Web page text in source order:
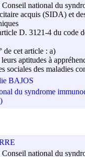
Conseil national du
acquis (SIDA) et
D. 3121-4 du code
de cet article : a)
aptitudes à
sociales des maladies
BAJOS
du syndrome
Conseil national du